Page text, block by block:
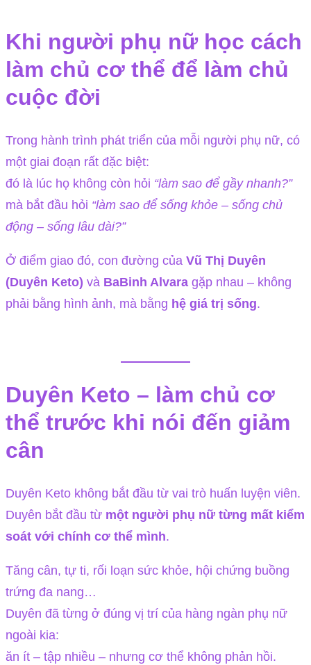
Khi người phụ nữ học cách
làm chủ cơ thể để làm chủ
cuộc đời
Trong hành trình phát triển của mỗi người phụ nữ, có
một giai đoạn rất đặc biệt:
đó là lúc họ không còn hỏi “làm sao để gầy nhanh?”
mà bắt đầu hỏi “làm sao để sống khỏe – sống chủ
động – sống lâu dài?”
Ở điểm giao đó, con đường của Vũ Thị Duyên
(Duyên Keto) và BaBinh Alvara gặp nhau – không
phải bằng hình ảnh, mà bằng hệ giá trị sống.
Duyên Keto – làm chủ cơ
thể trước khi nói đến giảm
cân
Duyên Keto không bắt đầu từ vai trò huấn luyện viên.
Duyên bắt đầu từ một người phụ nữ từng mất kiểm
soát với chính cơ thể mình.
Tăng cân, tự ti, rối loạn sức khỏe, hội chứng buồng
trứng đa nang…
Duyên đã từng ở đúng vị trí của hàng ngàn phụ nữ
ngoài kia:
ăn ít – tập nhiều – nhưng cơ thể không phản hồi.